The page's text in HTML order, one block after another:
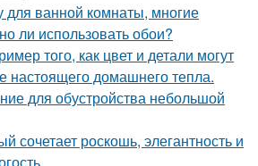
для ванной комнаты, многие
ли использовать обои?
того, как цвет и детали могут
настоящего домашнего тепла.
для обустройства небольшой
сочетает роскошь, элегантность и